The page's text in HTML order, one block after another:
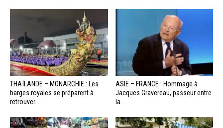
THAÏLANDE – MONARCHIE : Les
barges royales se préparent à
retrouver...
ASIE – FRANCE : Hommage à
Jacques Gravereau, passeur entre
la...